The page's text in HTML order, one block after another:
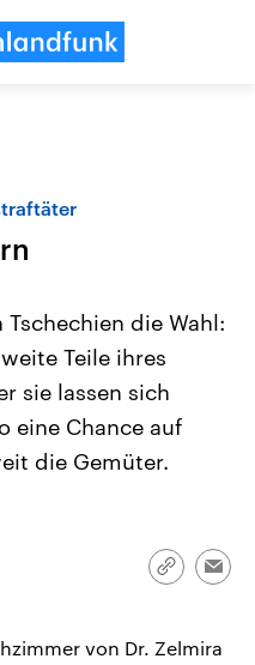
USA
Aktuelle Beiträge,
Hintergründe
Wirtschaftlich und
aktuelle Weltgeschehen.
die Wahl:
Teile ihres
sie lassen sich
eine Chance auf
die Gemüter.
Link
von Dr. Zelmira